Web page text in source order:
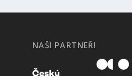
NAŠI PARTNEŘI